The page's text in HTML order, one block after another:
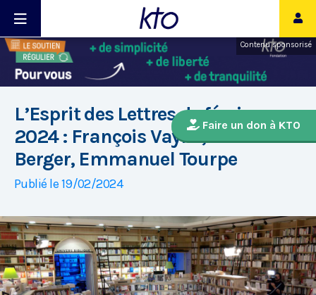
Contenu sponsorisé
Faire un don à KTO
L’Esprit des Lettres de février
2024 : François Vayne, Simon
Berger, Emmanuel Tourpe
Publié le 19/02/2024